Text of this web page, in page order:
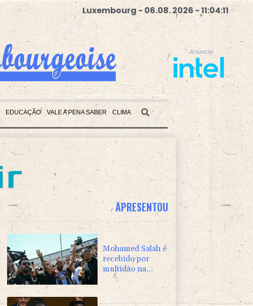
Luxembourg - 06.08. 2026 - 11:04:12
Anúncio
EDUCAÇÃO VALE A PENA SABER CLIMA
Anúncio
APRESENTOU
Mohamed Salah é
recebido por
multidão na
Turquia e veste
camisa do
Trabzonspor